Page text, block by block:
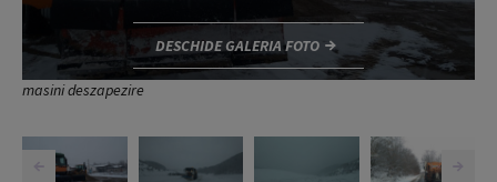
masini deszapezire
DESCHIDE GALERIA FOTO